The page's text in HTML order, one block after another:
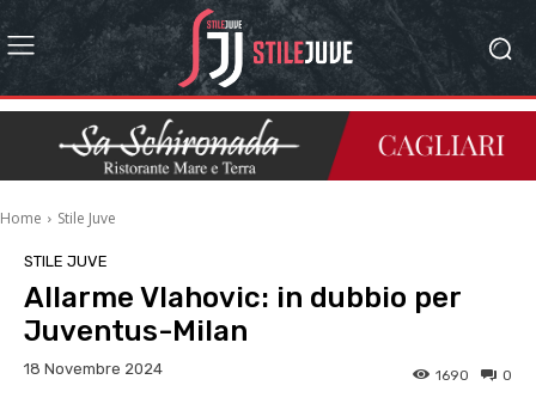
Home Stile Juve
STILE JUVE
Allarme Vlahovic: in dubbio per
Juventus-Milan
18 Novembre 2024 0
1690